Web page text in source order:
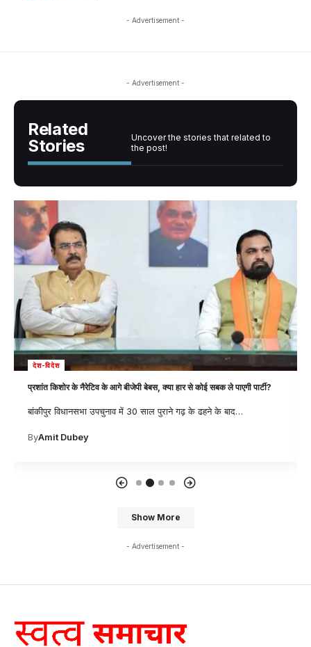
- Advertisement -
- Advertisement -
Related
Stories
Uncover the stories that related to
the post!
देश-विदेश
प्रशांत किशोर के नैरेटिव के आगे बीजेपी बेबस, क्या हार से कोई सबक ले पाएगी पार्टी?
बांकीपुर विधानसभा उपचुनाव में 30 साल पुराने गढ़ के ढहने के बाद…
ByAmit Dubey
Show More
- Advertisement -